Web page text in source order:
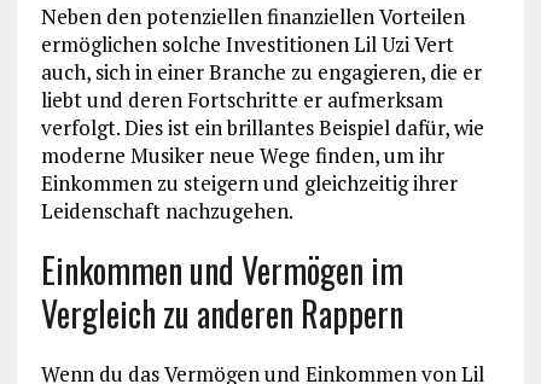
Neben den potenziellen finanziellen Vorteilen
ermöglichen solche Investitionen Lil Uzi Vert
auch, sich in einer Branche zu engagieren, die er
liebt und deren Fortschritte er aufmerksam
verfolgt. Dies ist ein brillantes Beispiel dafür, wie
moderne Musiker neue Wege finden, um ihr
Einkommen zu steigern und gleichzeitig ihrer
Leidenschaft nachzugehen.
Einkommen und Vermögen im
Vergleich zu anderen Rappern
Wenn du das Vermögen und Einkommen von Lil